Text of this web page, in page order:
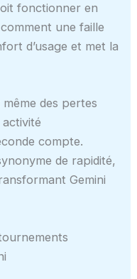
fonctionner en
une faille
d’usage et met la
des pertes
compte.
de rapidité,
Gemini